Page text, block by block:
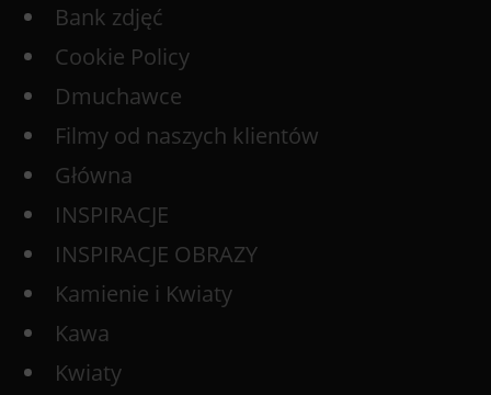
Bank zdjęć
Cookie Policy
Dmuchawce
Filmy od naszych klientów
Główna
INSPIRACJE
INSPIRACJE OBRAZY
Kamienie i Kwiaty
Kawa
Kwiaty